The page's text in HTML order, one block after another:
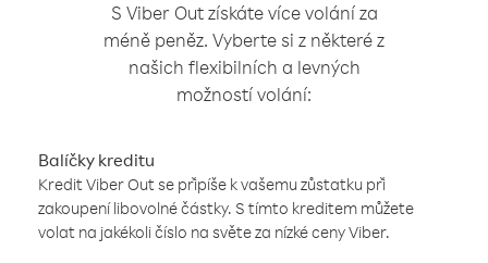
S Viber Out získáte více volání za
méně peněz. Vyberte si z některé z
našich flexibilních a levných
možností volání:
Balíčky kreditu
Kredit Viber Out se připíše k vašemu zůstatku při
zakoupení libovolné částky. S tímto kreditem můžete
volat na jakékoli číslo na světe za nízké ceny Viber.